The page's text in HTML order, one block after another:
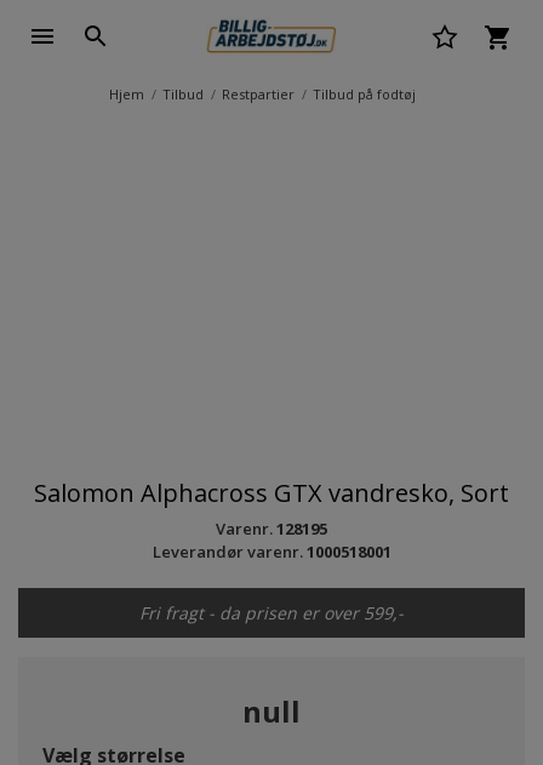
Hjem Tilbud Restpartier Tilbud på fodtøj
Salomon Alphacross GTX vandresko, Sort
Varenr.128195
Leverandør varenr.1000518001
Fri fragt - da prisen er over 599,-
null
Vælg størrelse